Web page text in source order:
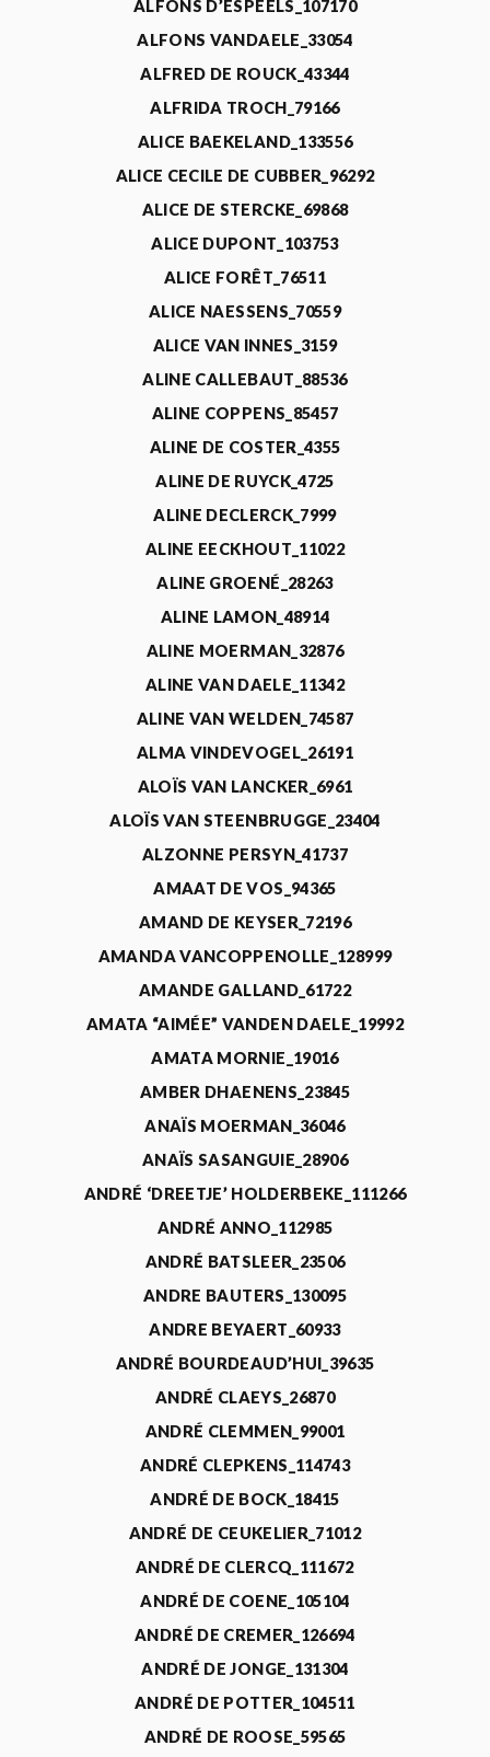
ALFONS D’ESPEELS_107170
ALFONS VANDAELE_33054
ALFRED DE ROUCK_43344
ALFRIDA TROCH_79166
ALICE BAEKELAND_133556
ALICE CECILE DE CUBBER_96292
ALICE DE STERCKE_69868
ALICE DUPONT_103753
ALICE FORÊT_76511
ALICE NAESSENS_70559
ALICE VAN INNES_3159
ALINE CALLEBAUT_88536
ALINE COPPENS_85457
ALINE DE COSTER_4355
ALINE DE RUYCK_4725
ALINE DECLERCK_7999
ALINE EECKHOUT_11022
ALINE GROENÉ_28263
ALINE LAMON_48914
ALINE MOERMAN_32876
ALINE VAN DAELE_11342
ALINE VAN WELDEN_74587
ALMA VINDEVOGEL_26191
ALOÏS VAN LANCKER_6961
ALOÏS VAN STEENBRUGGE_23404
ALZONNE PERSYN_41737
AMAAT DE VOS_94365
AMAND DE KEYSER_72196
AMANDA VANCOPPENOLLE_128999
AMANDE GALLAND_61722
AMATA “AIMÉE” VANDEN DAELE_19992
AMATA MORNIE_19016
AMBER DHAENENS_23845
ANAÏS MOERMAN_36046
ANAÏS SASANGUIE_28906
ANDRÉ ‘DREETJE’ HOLDERBEKE_111266
ANDRÉ ANNO_112985
ANDRÉ BATSLEER_23506
ANDRE BAUTERS_130095
ANDRE BEYAERT_60933
ANDRÉ BOURDEAUD’HUI_39635
ANDRÉ CLAEYS_26870
ANDRÉ CLEMMEN_99001
ANDRÉ CLEPKENS_114743
ANDRÉ DE BOCK_18415
ANDRÉ DE CEUKELIER_71012
ANDRÉ DE CLERCQ_111672
ANDRÉ DE COENE_105104
ANDRÉ DE CREMER_126694
ANDRÉ DE JONGE_131304
ANDRÉ DE POTTER_104511
ANDRÉ DE ROOSE_59565